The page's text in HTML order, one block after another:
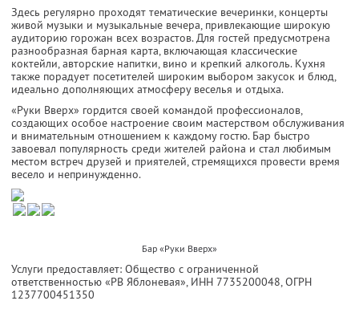
Здесь регулярно проходят тематические вечеринки, концерты
живой музыки и музыкальные вечера, привлекающие широкую
аудиторию горожан всех возрастов. Для гостей предусмотрена
разнообразная барная карта, включающая классические
коктейли, авторские напитки, вино и крепкий алкоголь. Кухня
также порадует посетителей широким выбором закусок и блюд,
идеально дополняющих атмосферу веселья и отдыха.
«Руки Вверх» гордится своей командой профессионалов,
создающих особое настроение своим мастерством обслуживания
и внимательным отношением к каждому гостю. Бар быстро
завоевал популярность среди жителей района и стал любимым
местом встреч друзей и приятелей, стремящихся провести время
весело и непринужденно.
Бар «Руки Вверх»
Услуги предоставляет: Общество с ограниченной
ответственностью «РВ Яблоневая», ИНН 7735200048, ОГРН
1237700451350